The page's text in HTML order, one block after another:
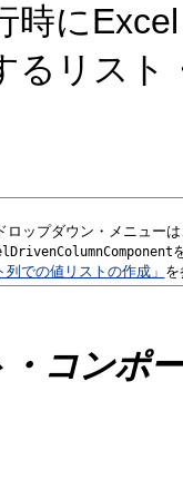
時に
るリスト
ロップダウン・メニューは
での値リストの作成」
コンポ